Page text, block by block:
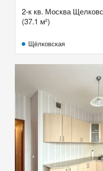
2-к кв. Москва
(37.1 м²)
Щёлковская